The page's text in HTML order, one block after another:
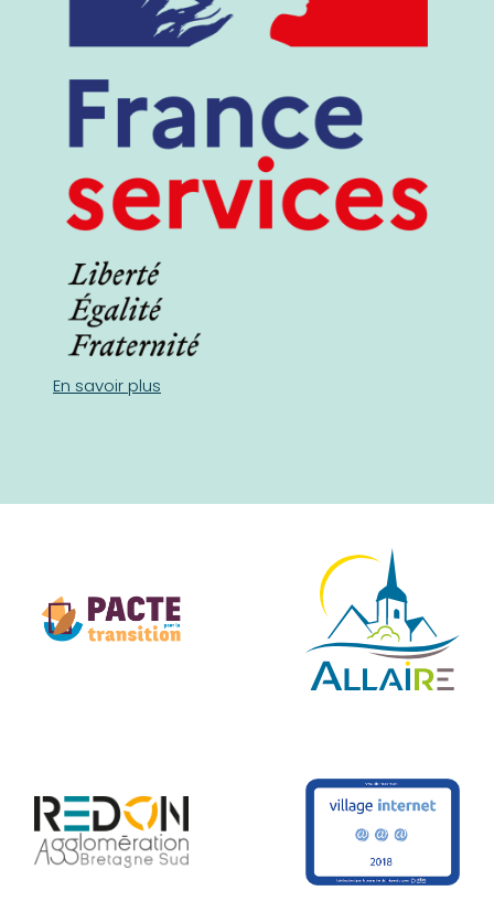
En savoir plus